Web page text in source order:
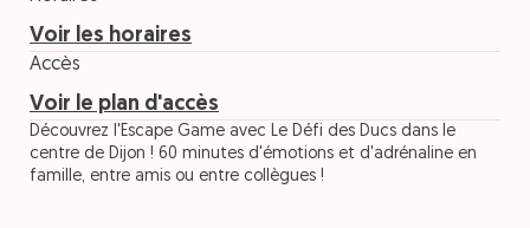
Voir les horaires
Accès
Voir le plan d'accès
Découvrez l'Escape Game avec Le Défi des Ducs dans le
centre de Dijon ! 60 minutes d'émotions et d'adrénaline en
famille, entre amis ou entre collègues !